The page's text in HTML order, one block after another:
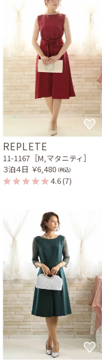
REPLETE
11-1167［M,マタニティ］
３泊４日 ￥6,480 (税込)
4.6(7)